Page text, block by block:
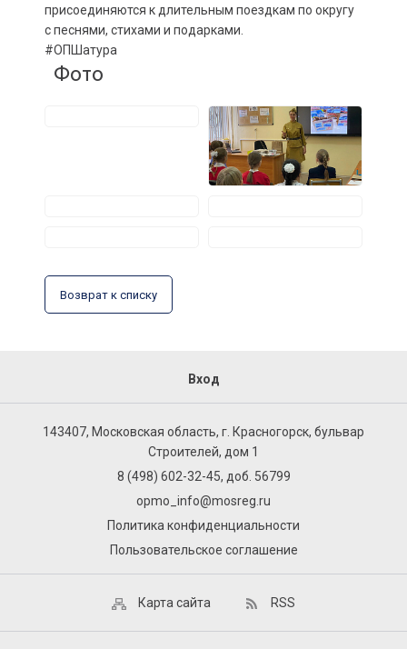
присоединяются к длительным поездкам по округу
с песнями, стихами и подарками.
#ОПШатура
Фото
Возврат к списку
Вход
143407, Московская область, г. Красногорск, бульвар
Строителей, дом 1
8 (498) 602-32-45, доб. 56799
opmo_info@mosreg.ru
Политика конфиденциальности
Пользовательское соглашение
Карта сайта RSS